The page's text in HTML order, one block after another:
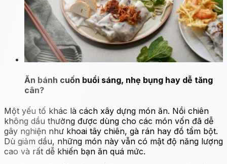
Ăn bánh cuốn buổi sáng, nhẹ bụng hay dễ tăng
cân?
Một yếu tố khác là cách xây dựng món ăn. Nồi chiên
không dầu thường được dùng cho các món vốn đã dễ
gây nghiện như khoai tây chiên, gà rán hay đồ tẩm bột.
Dù giảm dầu, những món này vẫn có mật độ năng lượng
cao và rất dễ khiến bạn ăn quá mức.